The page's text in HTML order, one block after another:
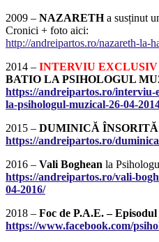
2009 – NAZARETHa susținut
Cronici + foto aici:
http://andreipartos.ro/nazareth-la-
2014 – INTERVIU EXCLUSIV
BATIO LA PSIHOLOGUL
https://andreipartos.ro/interviu-
la-psihologul-muzical-26-04-
2015 – DUMINICĂ ÎNSORITĂ
https://andreipartos.ro/
2016 – Vali Boghean la
https://andreipartos.ro/vali-
04-2016/
2018 – Foc de P.A.E. – Episodul
https://www.facebook.com/